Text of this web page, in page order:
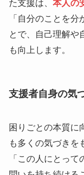
た支援は、 本人の
「自分のことを
とで、自己理解や
も向上します。
支援者自身の気
困りごとの本質に
も多くの気づきを
「この人にとっ